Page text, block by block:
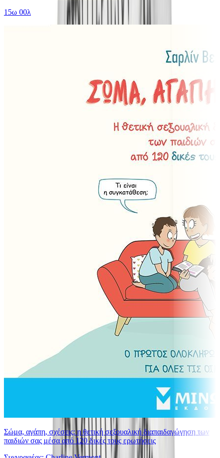
15ω 00λ
Σώμα, αγάπη, σχέσεις: η θετική σεξουαλική διαπαιδαγώγηση των
παιδιών σας μέσα από 120 δικές τους ερωτήσεις